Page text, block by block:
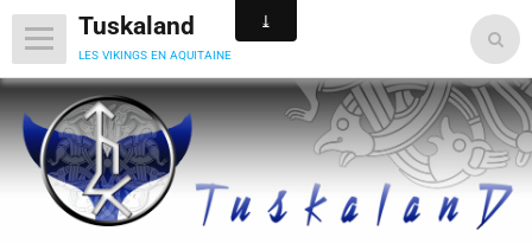
Tuskaland
les vikings en aquitaine